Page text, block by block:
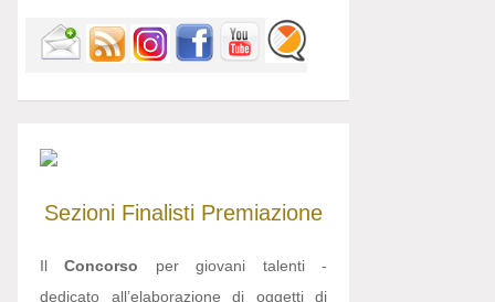
Sezioni Finalisti Premiazione
IlConcorso per giovani talenti -
dedicato all’elaborazione di oggetti di